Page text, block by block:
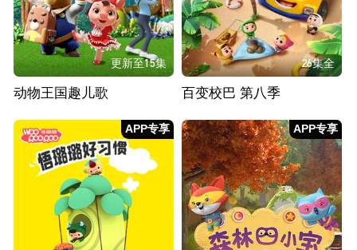
更新至15集
动物王国趣儿歌
26集全
百变校巴 第八季
APP专享 APP专享